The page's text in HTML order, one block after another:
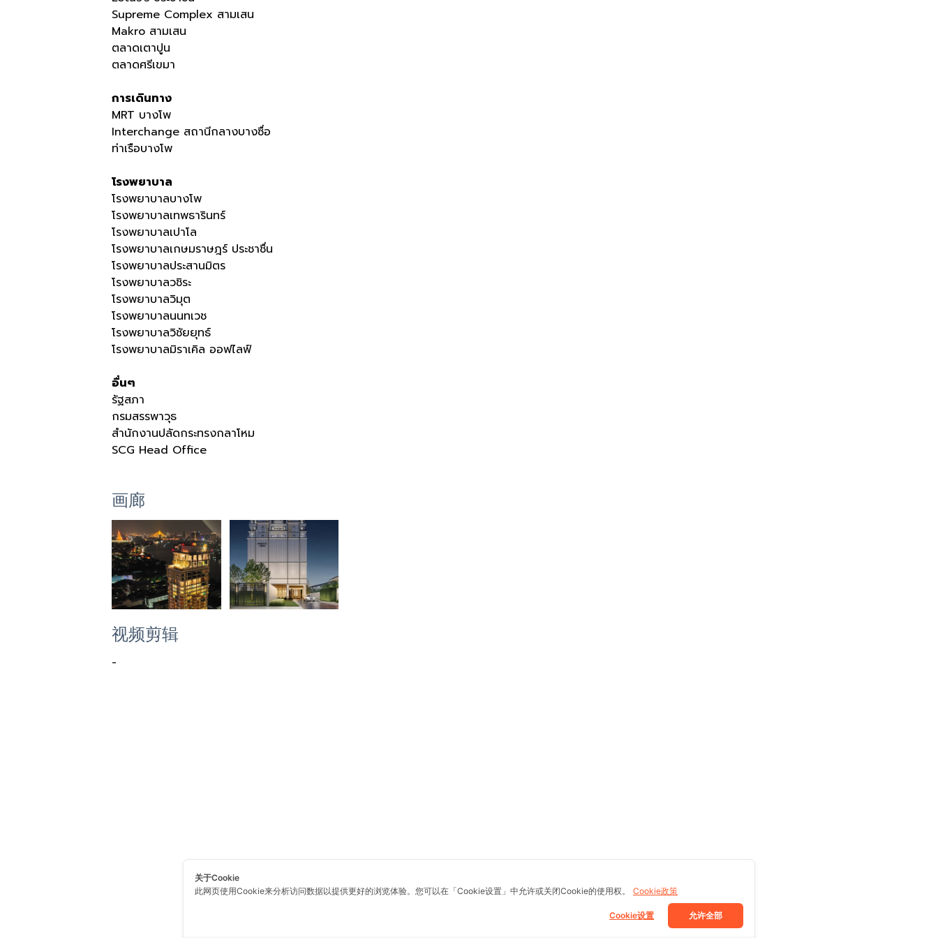
Supreme Complex สามเสน
Makro สามเสน
ตลาดเตาปูน
ตลาดศรีเขมา
การเดินทาง
MRT บางโพ
Interchange สถานีกลางบางซื่อ
ท่าเรือบางโพ
โรงพยาบาล
โรงพยาบาลบางโพ
โรงพยาบาลเทพธารินทร์
โรงพยาบาลเปาโล
โรงพยาบาลเกษมราษฎร์ ประชาชื่น
โรงพยาบาลประสานมิตร
โรงพยาบาลวชิระ
โรงพยาบาลวิมุต
โรงพยาบาลนนทเวช
โรงพยาบาลวิชัยยุทธ์
โรงพยาบาลมิราเคิล ออฟไลฟ์
อื่นๆ
รัฐสภา
กรมสรรพาวุธ
สำนักงานปลัดกระทรงกลาโหม
SCG Head Office
画廊
视频剪辑
-
关于Cookie
此网页使用Cookie来分析访问数据以提供更好的浏览体验。您可以在「Cookie设置」中允许或关闭Cookie的使用权。
Cookie政策
允许全部
Cookie设置